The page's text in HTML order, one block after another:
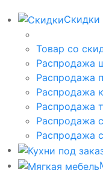
Скидки
Товар со
Распродажа
Распродажа
Распродажа
Распродажа
Распродажа
Распродажа